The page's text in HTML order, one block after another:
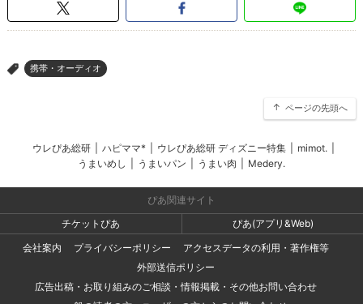
> 携帯・オーディオ
ページの先頭へ
ウレぴあ総研 ハピママ* ウレぴあ総研 ディズニー特集 mimot.
うまいめし
うまいパン うまい肉 Medery.
ぴあ関連サイト
チケットぴあ
ぴあ(アプリ&Web)
会社案内
プライバシーポリシー
アクセスデータの利用・著作権等
外部送信ポリシー
広告出稿・お取り組みのご相談・情報掲載・その他お問い合わせ